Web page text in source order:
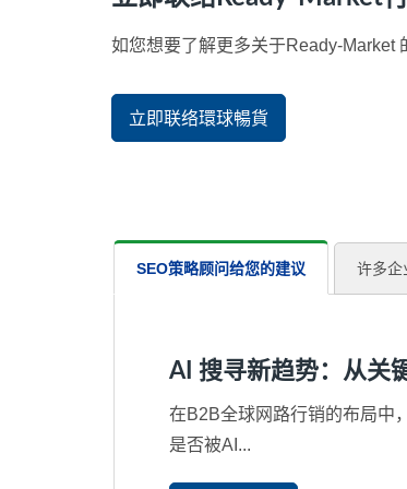
如您想要了解更多关于Ready-Market
立即联络環球暢貨
SEO策略顾问给您的建议 许多企
AI 搜寻新趋势：从关
在B2B全球网路行销的布局中
是否被AI...